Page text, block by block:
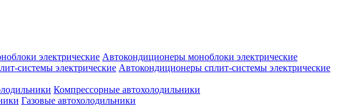
Автокондиционеры моноблоки электрические
Автокондиционеры сплит-системы электрические
Компрессорные автохолодильники
Газовые автохолодильники